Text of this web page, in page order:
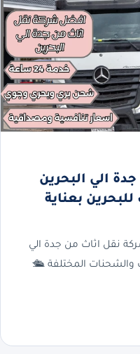
الي البحرين
للبحرين بعناية
نقل اثاث من جدة الي
والشحنات المختلفة 🛳️